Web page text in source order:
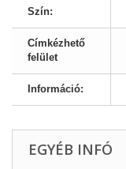
Szín:
Címkézhető
felület
Információ:
EGYÉB INFÓ